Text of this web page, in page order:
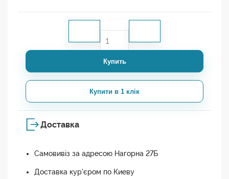
Купить
Купити в 1 клік
Доставка
Самовивіз за адресою Нагорна 27Б
Доставка кур'єром по Киеву